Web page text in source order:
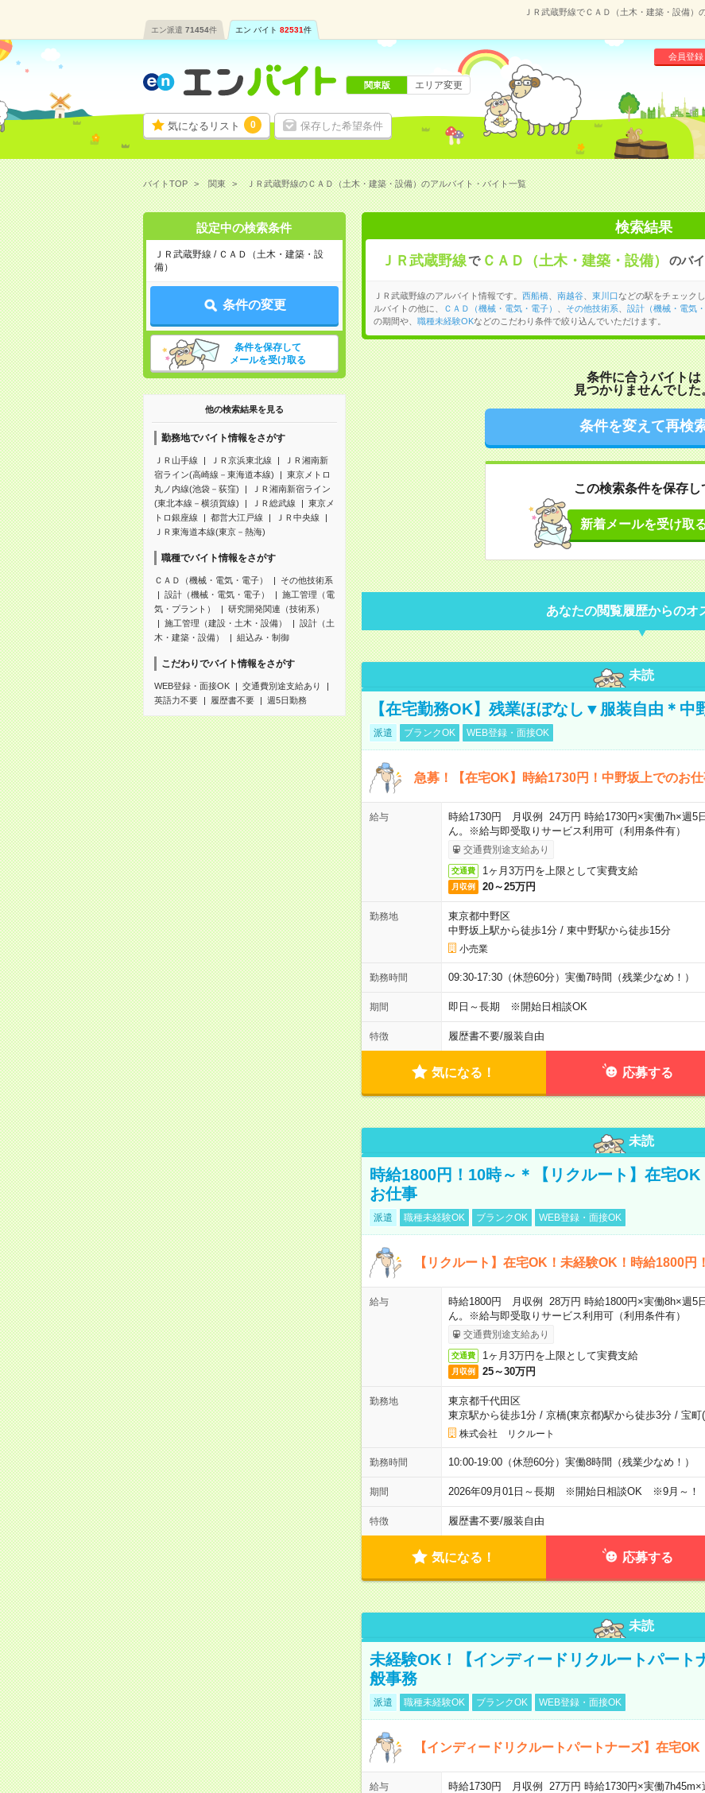
ＪＲ武蔵野線でＣＡＤ（土木・建築・設備
エン派遣 71454件 エン バイト 82531件
気になるリスト 0 保存した希望条件
会員登録
関東版 エリア変更
バイトTOP 関東 ＪＲ武蔵野線のＣＡＤ（土木・建築・設備）のアルバイト・バイト一覧
設定中の検索条件
ＪＲ武蔵野線 / ＣＡＤ（土木・建築・設
備）
条件の変更
条件を保存して
メールを受け取る
他の検索結果を見る
勤務地でバイト情報をさがす
ＪＲ山手線 ＪＲ京浜東北線
ＪＲ湘南新
宿ライン(高崎線－東海道本線)
東京メトロ
丸ノ内線(池袋－荻窪)
ＪＲ湘南新宿ライン
(東北本線－横須賀線)
ＪＲ総武線
東京メ
トロ銀座線
都営大江戸線
ＪＲ中央線
ＪＲ東海道本線(東京－熱海)
職種でバイト情報をさがす
ＣＡＤ（機械・電気・電子）
その他技術系
設計（機械・電気・電子）
施工管理（電
気・プラント）
研究開発関連（技術系）
施工管理（建設・土木・設備）
設計（土
木・建築・設備）
組込み・制御
こだわりでバイト情報をさがす
WEB登録・面接OK
交通費別途支給あり
英語力不要
履歴書不要 週5日勤務
検索結果
ＪＲ武蔵野線で ＣＡＤ（土木・建築・設備） のバ
ＪＲ武蔵野線のアルバイト情報です。 西船橋、 南越谷、 東川口などの駅をチェック
ルバイトの他に、
ＣＡＤ（機械・電気・電子） その他技術系 設計（機械・電気・
の期間や、 職種未経験OKなどのこだわり条件で絞り込んでいただけます。
条件に合うバイトは
見つかりませんでした
条件を変えて再検
この検索条件を保存し
新着メールを受け取
あなたの閲覧履歴からのオ
未読
【在宅勤務OK】残業ほぼなし▼服装自由＊中
派遣 ブランクOK WEB登録・面接OK
急募！【在宅OK】時給1730円！中野坂上でのお
給与
時給1730円 月収例 24万円 時給1730円×実働7h×週5
ん。※給与即受取りサービス利用可（利用条件有）
交通費別途支給あり
交通費 1ヶ月3万円を上限として実費支給
月収例 20～25万円
勤務地
東京都中野区
中野坂上駅から徒歩1分/ 東中野駅から徒歩15分
小売業
勤務時間 09:30-17:30（休憩60分）実働7時間（残業少なめ！）
期間 即日～長期 ※開始日相談OK
特徴 履歴書不要/服装自由
気になる！ 応募する
未読
時給1800円！10時～＊【リクルート】在宅
お仕事
派遣 職種未経験OK ブランクOK WEB登録・面接OK
【リクルート】在宅OK！未経験OK！時給1800円
給与
時給1800円 月収例 28万円 時給1800円×実働8h×週5
ん。※給与即受取りサービス利用可（利用条件有）
交通費別途支給あり
交通費 1ヶ月3万円を上限として実費支給
月収例 25～30万円
勤務地
東京都千代田区
東京駅から徒歩1分/ 京橋(東京都)駅から徒歩3分/ 宝町
株式会社 リクルート
勤務時間 10:00-19:00（休憩60分）実働8時間（残業少なめ！）
期間 2026年09月01日～長期 ※開始日相談OK ※9月～！
特徴 履歴書不要/服装自由
気になる！ 応募する
未読
未経験OK！【インディードリクルートパート
般事務
派遣 職種未経験OK ブランクOK WEB登録・面接OK
【インディードリクルートパートナーズ】在宅
給与
時給1730円 月収例 27万円 時給1730円×実働